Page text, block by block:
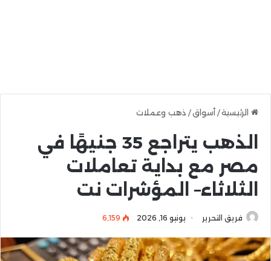
الرئيسية/ أسواق/ ذهب وعملات
الذهب يتراجع 35 جنيهًا في
مصر مع بداية تعاملات
الثلاثاء– المؤشرات نت
فريق التحرير يونيو 16, 2026 6٬159